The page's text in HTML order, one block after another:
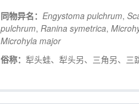
同物异名： Engystoma pulchrum,
pulchrum, Ranina symetrica,
Microhyla major
俗称： 犁头蛙、犁头另、三角另、三